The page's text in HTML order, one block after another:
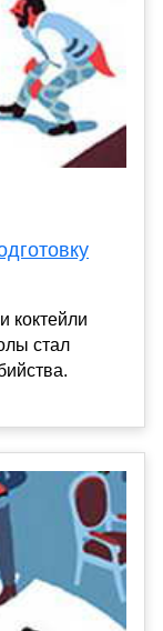
коктейли
стал